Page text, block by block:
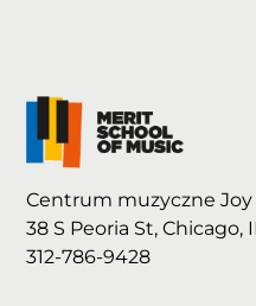
Centrum muzyczne
38 S Peoria St, Chicago,
312-786-9428